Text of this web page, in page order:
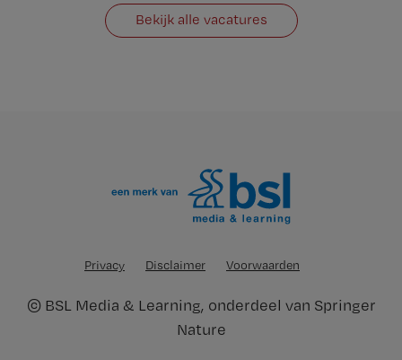
Bekijk alle vacatures
Privacy Disclaimer Voorwaarden
© BSL Media & Learning, onderdeel van Springer
Nature